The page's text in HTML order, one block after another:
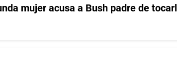
mujer acusa a Bush padre de